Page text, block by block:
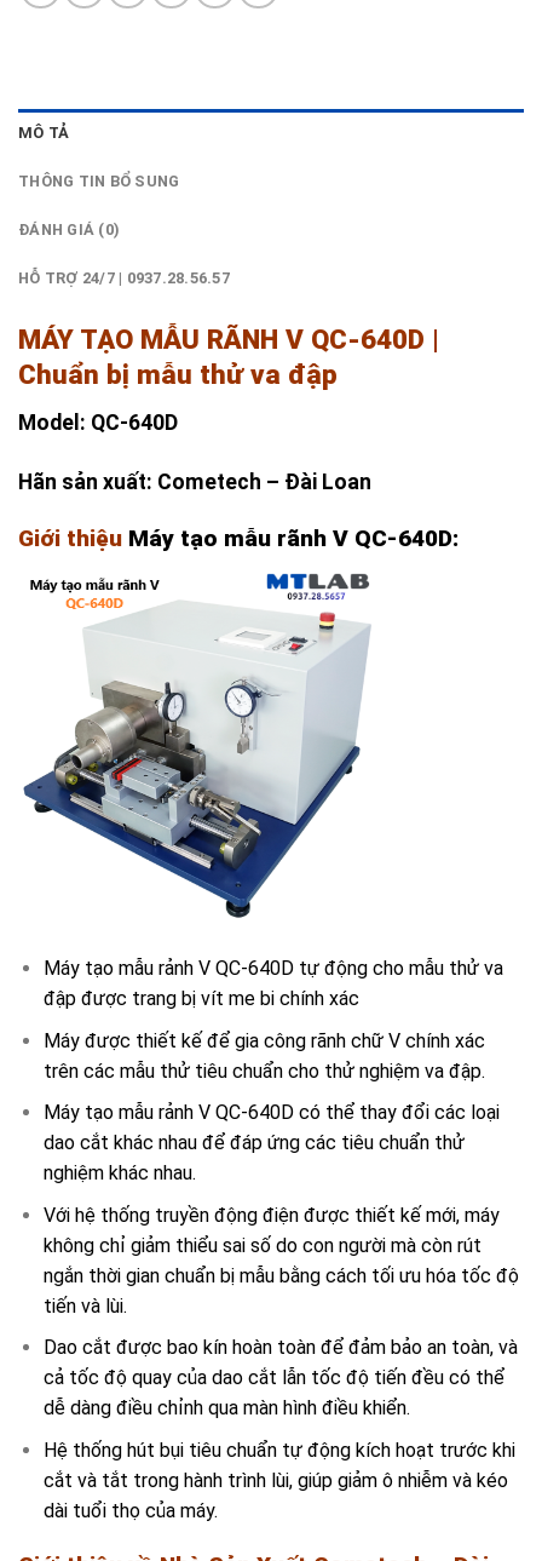
MÔ TẢ
THÔNG TIN BỔ SUNG
ĐÁNH GIÁ (0)
HỖ TRỢ 24/7 | 0937.28.56.57
MÁY TẠO MẪU RÃNH V QC-640D |
Chuẩn bị mẫu thử va đập
Model: QC-640D
Hãn sản xuất: Cometech – Đài Loan
Giới thiệu Máy tạo mẫu rãnh V QC-640D:
Máy tạo mẫu rảnh V QC-640D tự động cho mẫu thử va
đập được trang bị vít me bi chính xác
Máy được thiết kế để gia công rãnh chữ V chính xác
trên các mẫu thử tiêu chuẩn cho thử nghiệm va đập.
Máy tạo mẫu rảnh V QC-640D có thể thay đổi các loại
dao cắt khác nhau để đáp ứng các tiêu chuẩn thử
nghiệm khác nhau.
Với hệ thống truyền động điện được thiết kế mới, máy
không chỉ giảm thiểu sai số do con người mà còn rút
ngắn thời gian chuẩn bị mẫu bằng cách tối ưu hóa tốc độ
tiến và lùi.
Dao cắt được bao kín hoàn toànđể đảm bảo an toàn, và
cả tốc độ quay của dao cắt lẫn tốc độ tiến đều có thể
dễ dàng điều chỉnh qua màn hình điều khiển.
Hệ thống hút bụi tiêu chuẩntự động kích hoạt trước khi
cắt và tắt trong hành trình lùi, giúp giảm ô nhiễm và kéo
dài tuổi thọ của máy.